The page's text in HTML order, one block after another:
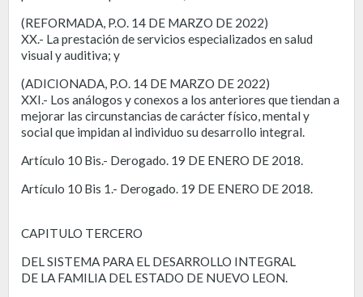
(REFORMADA, P.O. 14 DE MARZO DE 2022)
XX.- La prestación de servicios especializados en salud
visual y auditiva; y
(ADICIONADA, P.O. 14 DE MARZO DE 2022)
XXI.- Los análogos y conexos a los anteriores que tiendan a
mejorar las circunstancias de carácter físico, mental y
social que impidan al individuo su desarrollo integral.
Artículo 10 Bis.- Derogado. 19 DE ENERO DE 2018.
Artículo 10 Bis 1.- Derogado. 19 DE ENERO DE 2018.
CAPITULO TERCERO
DEL SISTEMA PARA EL DESARROLLO INTEGRAL
DE LA FAMILIA DEL ESTADO DE NUEVO LEON.